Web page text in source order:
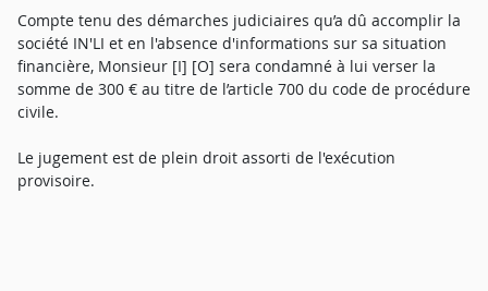
Compte tenu des démarches judiciaires qu’a dû accomplir la
société IN'LI et en l'absence d'informations sur sa situation
financière, Monsieur [I] [O] sera condamné à lui verser la
somme de 300 € au titre de l’article 700 du code de procédure
civile.
Le jugement est de plein droit assorti de l'exécution
provisoire.